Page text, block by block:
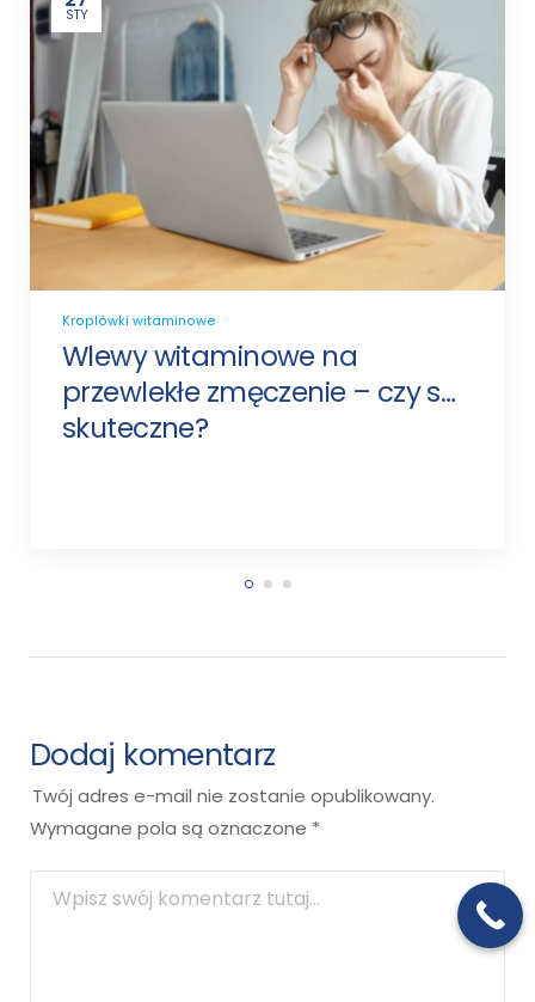
STY
Kroplówki witaminowe
Wlewy witaminowe na
przewlekłe zmęczenie – czy są
skuteczne?
Dodaj komentarz
Twój adres e-mail nie zostanie opublikowany.
Wymagane pola są oznaczone *